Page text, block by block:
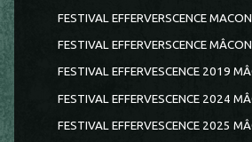
FESTIVAL EFFERVERSCENCE
FESTIVAL EFFERVERSCENCE
FESTIVAL EFFERVESCENCE 2019
FESTIVAL EFFERVESCENCE 2024
FESTIVAL EFFERVESCENCE 2025